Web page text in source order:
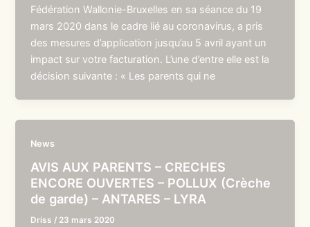
Fédération Wallonie-Bruxelles en sa séance du 19
mars 2020 dans le cadre lié au coronavirus, a pris
des mesures d’application jusqu’au 5 avril ayant un
impact sur votre facturation. L’une d’entre elle est la
décision suivante : « Les parents qui ne
News
AVIS AUX PARENTS – CRECHES
ENCORE OUVERTES – POLLUX (Crèche
de garde) – ANTARES – LYRA
Driss / 23 mars 2020